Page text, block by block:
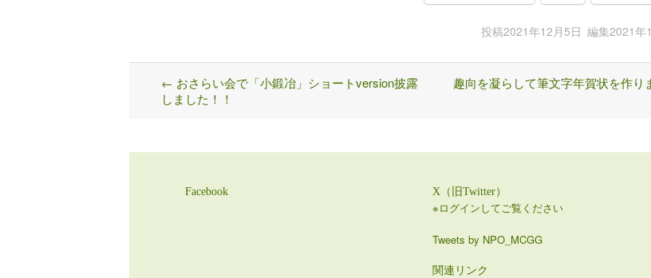
投稿2021年12月5日 編集2021年
Post
navigation
← おさらい会で「小鍛冶」ショートversion披露
しました！！
趣向を凝らして筆文字年賀状を作り
Facebook X（旧Twitter）
※ログインしてご覧ください
Tweets by NPO_MCGG
関連リンク